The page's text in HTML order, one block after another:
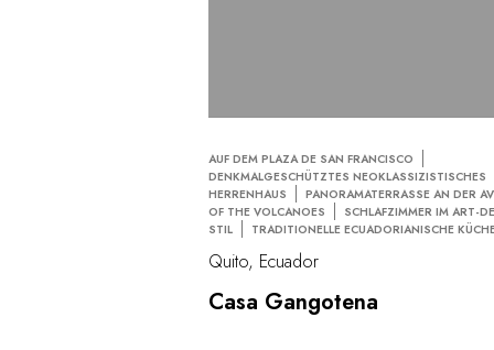
AUF DEM PLAZA DE SAN FRANCISCO
DENKMALGESCHÜTZTES NEOKLASSIZISTISCHES
HERRENHAUS
PANORAMATERRASSE AN DER
OF THE VOLCANOES
SCHLAFZIMMER IM ART-
STIL
TRADITIONELLE ECUADORIANISCHE
Quito, Ecuador
Casa Gangotena